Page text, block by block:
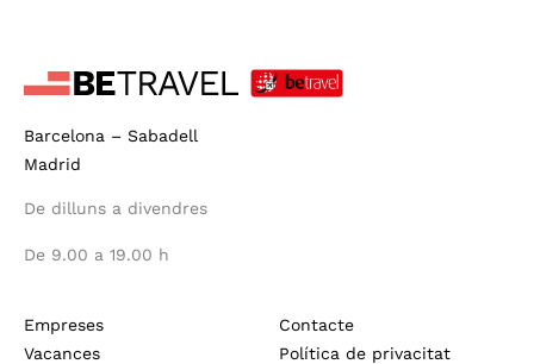
Barcelona – Sabadell
Madrid
De dilluns a divendres
De 9.00 a 19.00 h
Empreses
Vacances
Contacte
Política de privacitat